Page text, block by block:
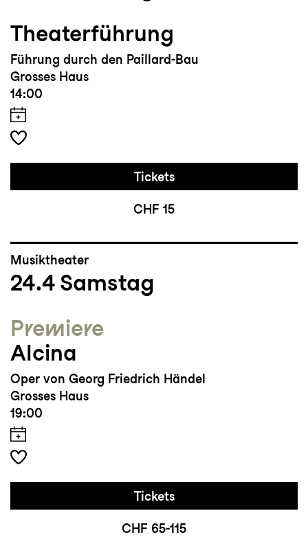
Theaterführung
Führung durch den Paillard-Bau
Grosses Haus
14:00
Tickets
CHF 15
Musiktheater
24.4 Samstag
Premiere
Alcina
Oper von Georg Friedrich Händel
Grosses Haus
19:00
Tickets
CHF 65-115